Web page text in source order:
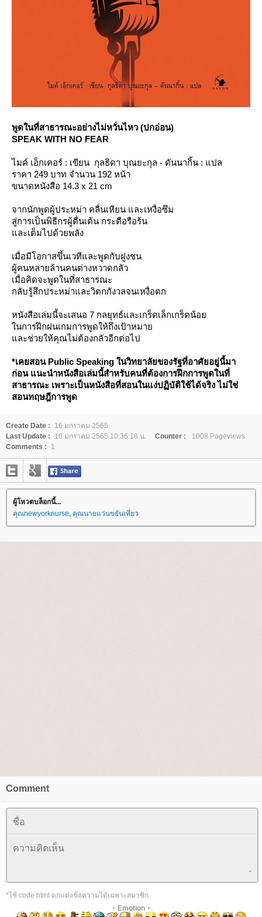
พูดในที่สาธารณะอย่างไม่หวั่นไหว (ปกอ่อน)
SPEAK WITH NO FEAR
ไมค์ เอ็กเคอร์ : เขียน กุลธิดา บุณยะกุล - ดันนากิ้น : แปล
ราคา 249 บาท จำนวน 192 หน้า
ขนาดหนังสือ 14.3 x 21 cm
จากนักพูดผู้ประหม่า คลื่นเหียน และเหงื่อซึม
สู่การเป็นพิธีกรผู้ตื่นเต้น กระตือรือร้น
ละเต็มไปด้วยพลัง
เมื่อมีโอกาสขึ้นเวทีและพูดกับฝูงชน
ผู้คนหลายล้านคนต่างหวาดกลัว
เมื่อคิดจะพูดในที่สาธารณะ
กลับรู้สึกประหม่าและวิตกกังวลจนเหงื่อตก
หนังสือเล่มนี้จะเสนอ 7 กลยุทธ์และเกร็ดเล็กเกร็ดน้อ
นการฝึกฝนเกมการพูดให้ถึงเป้าหมา
ละช่วยให้คุณไม่ต้องกลัวอีกต่อไป
*เคยสอน Public Speaking ในวิทยาลัยของรัฐที่อาศัยอยู่นี้มา
ก่อน แนะนำหนังสือเล่มนี้สำหรับคนที่ต้องการฝึกการพูดในที่
สาธารณะ เพราะเป็นหนังสือที่สอนในแง่ปฏิบัติใช้ได้จริง ไม่ใช่
สอนทฤษฎีการพูด
Create Date :
16 มกราคม 2565
Last Update :
16 มกราคม 2565 10:36:18 น. Counter :
1008 Pageviews.
Comments :
1
ผู้โหวตบล็อกนี้...
คุณnewyorknurse, คุณนายแว่นขยันเที่ยว
Comment
*ใช้ code html ตกแต่งข้อความได้เฉพาะสมาชิก
+ Emotion+